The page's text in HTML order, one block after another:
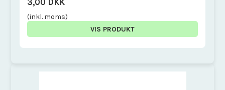
3,00 DKK
(inkl. moms)
VIS PRODUKT